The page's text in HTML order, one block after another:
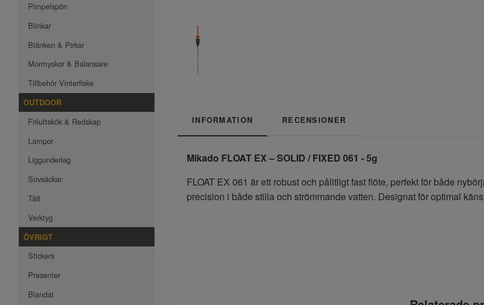
Pimpelspön
Blinkar
Blänken & Pirkar
Mormyskor & Balansare
Tillbehör Vinterfiske
OUTDOOR
Friluftskök & Redskap
Lampor
Liggunderlag
Sovsäckar
Tält
Verktyg
ÖVRIGT
Stickers
Presenter
Blandat
INFORMATION RECENSIONER
Mikado FLOAT EX – SOLID / FIXED 061 - 5g
FLOAT EX 061 är ett robust och pålitligt fast flöte, perfekt för både
precision i både stilla och strömmande vatten. Designat för optimal